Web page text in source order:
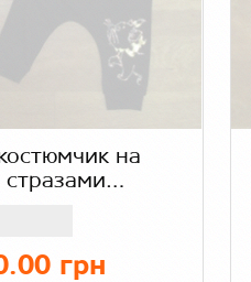
на
стразами
грн